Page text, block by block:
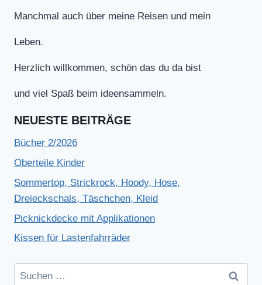
Manchmal auch über meine Reisen und mein
Leben.
Herzlich willkommen, schön das du da bist
und viel Spaß beim ideensammeln.
NEUESTE BEITRÄGE
Bücher 2/2026
Oberteile Kinder
Sommertop, Strickrock, Hoody, Hose,
Dreieckschals, Täschchen, Kleid
Picknickdecke mit Applikationen
Kissen für Lastenfahrräder
Suchen